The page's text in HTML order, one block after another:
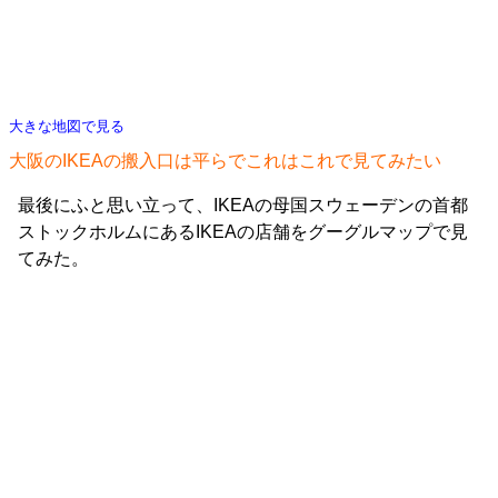
大きな地図で見る
大阪のIKEAの搬入口は平らでこれはこれで見てみたい
最後にふと思い立って、IKEAの母国スウェーデンの首都
ストックホルムにあるIKEAの店舗をグーグルマップで見
てみた。